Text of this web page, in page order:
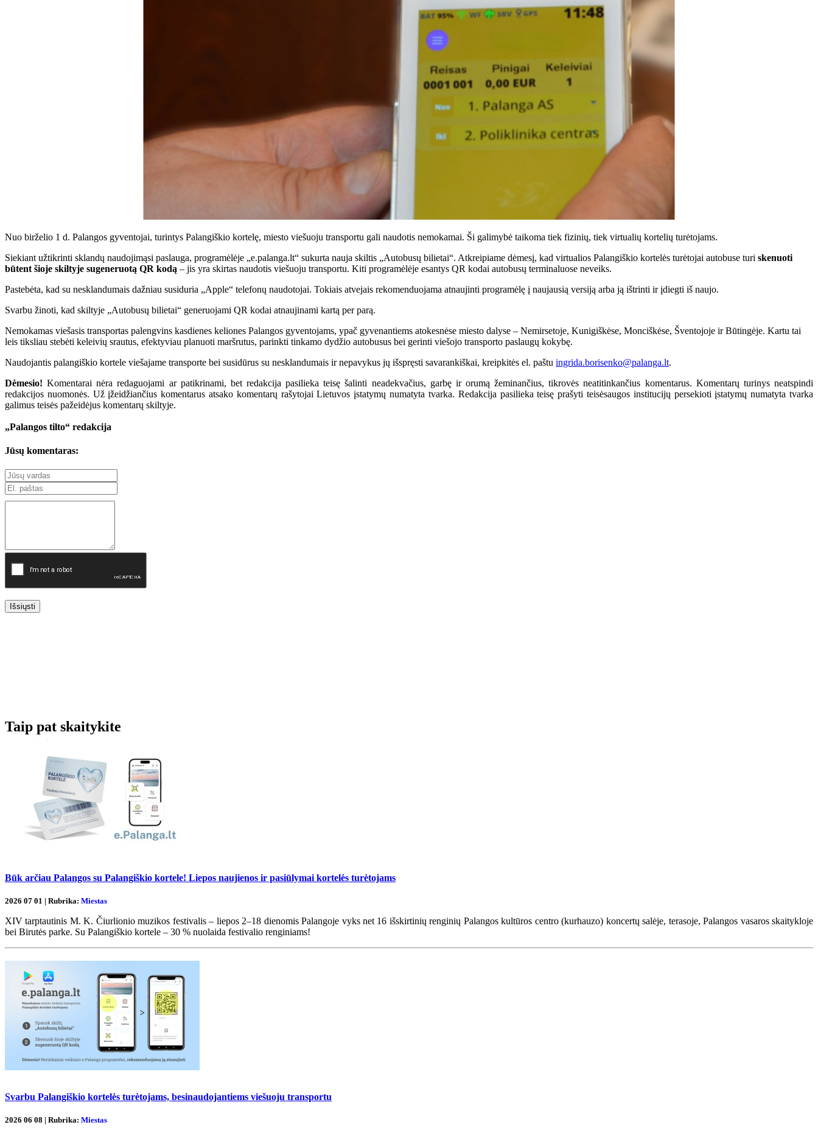
Nuo birželio 1 d. Palangos gyventojai, turintys Palangiškio kortelę, miesto viešuoju transportu gali naudotis nemokamai. Ši galimybė taikoma tiek fizinių, tiek virtualių kortelių turėtojams.
Siekiant užtikrinti sklandų naudojimąsi paslauga, programėlėje „e.palanga.lt“ sukurta nauja skiltis „Autobusų bilietai“. Atkreipiame dėmesį, kad virtualios Palangiškio kortelės turėtojai autobuse turi skenuoti
būtent šioje skiltyje sugeneruotą QR kodą – jis yra skirtas naudotis viešuoju transportu. Kiti programėlėje esantys QR kodai autobusų terminaluose neveiks.
Pastebėta, kad su nesklandumais dažniau susiduria „Apple“ telefonų naudotojai. Tokiais atvejais rekomenduojama atnaujinti programėlę į naujausią versiją arba ją ištrinti ir įdiegti iš naujo.
Svarbu žinoti, kad skiltyje „Autobusų bilietai“ generuojami QR kodai atnaujinami kartą per parą.
Nemokamas viešasis transportas palengvins kasdienes keliones Palangos gyventojams, ypač gyvenantiems atokesnėse miesto dalyse – Nemirsetoje, Kunigiškėse, Monciškėse, Šventojoje ir Būtingėje. Kartu tai
leis tiksliau stebėti keleivių srautus, efektyviau planuoti maršrutus, parinkti tinkamo dydžio autobusus bei gerinti viešojo transporto paslaugų kokybę.
Naudojantis palangiškio kortele viešajame transporte bei susidūrus su nesklandumais ir nepavykus jų išspręsti savarankiškai, kreipkitės el. paštu ingrida.borisenko@palanga.lt.
Dėmesio! Komentarai nėra redaguojami ar patikrinami, bet redakcija pasilieka teisę šalinti neadekvačius, garbę ir orumą žeminančius, tikrovės neatitinkančius komentarus. Komentarų turinys neatspindi
redakcijos nuomonės. Už įžeidžiančius komentarus atsako komentarų rašytojai Lietuvos įstatymų numatyta tvarka. Redakcija pasilieka teisę prašyti teisėsaugos institucijų persekioti įstatymų numatyta tvarka
galimus teisės pažeidėjus komentarų skiltyje.
„Palangos tilto“ redakcija
Jūsų komentaras:
Išsiųsti
Taip pat skaitykite
Būk arčiau Palangos su Palangiškio kortele! Liepos naujienos ir pasiūlymai kortelės turėtojams
2026 07 01 | Rubrika: Miestas
XIV tarptautinis M. K. Čiurlionio muzikos festivalis – liepos 2–18 dienomis Palangoje vyks net 16 išskirtinių renginių Palangos kultūros centro (kurhauzo) koncertų salėje, terasoje, Palangos vasaros skaitykloje
bei Birutės parke. Su Palangiškio kortele – 30 % nuolaida festivalio renginiams!
Svarbu Palangiškio kortelės turėtojams, besinaudojantiems viešuoju transportu
2026 06 08 | Rubrika: Miestas